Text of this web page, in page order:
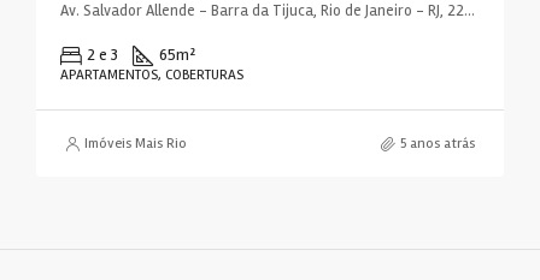
Av. Salvador Allende - Barra da Tijuca, Rio de Janeiro - RJ, 22780-160, Brasil
2 e 3 65m²
APARTAMENTOS, COBERTURAS
Imóveis Mais Rio 5 anos atrás